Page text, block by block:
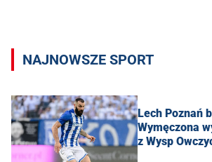
NAJNOWSZE SPORT
Lech Poznań
Wymęczona
z Wysp